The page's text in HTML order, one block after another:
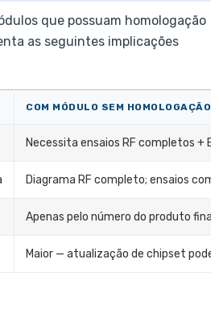
que possuam homologação
as seguintes implicações
COM MÓDULO SEM HOMOLOGAÇÃO
Necessita ensaios RF completos +
Diagrama RF completo; ensaios
Apenas pelo número do produto final
Maior — atualização de chipset